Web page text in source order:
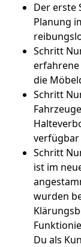
Der erste
Planung
Schritt
erfahrene
die
Schritt
verfügbar
Schritt
ist im
wurden
Du als